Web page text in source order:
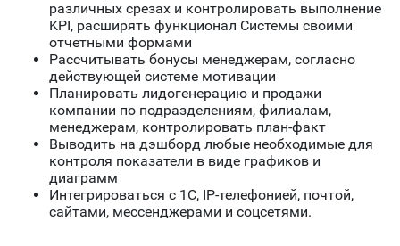
различных срезах и контролировать выполнение
KPI, расширять функционал Системы своими
отчетными формами
Рассчитывать бонусы менеджерам, согласно
действующей системе мотивации
Планировать лидогенерацию и продажи
компании по подразделениям, филиалам,
менеджерам, контролировать план-факт
Выводить на дэшборд любые необходимые для
контроля показатели в виде графиков и
диаграмм
Интегрироваться с 1C, IP-телефонией, почтой,
сайтами, мессенджерами и соцсетями.